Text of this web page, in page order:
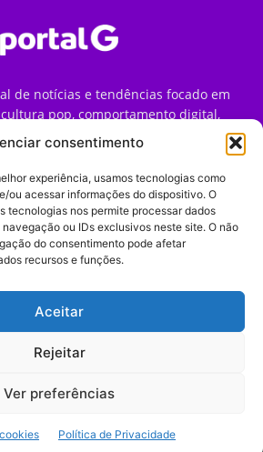
consentimento
experiência, usamos tecnologias como
ou acessar informações do dispositivo. O
tecnologias nos permite processar dados
ou IDs exclusivos neste site. O não
do consentimento pode afetar
recursos e funções.
Aceitar
Rejeitar
Ver preferências
Política de Privacidade
de notícias e tendências focado em
pop, comportamento digital,
iniciativas de marca que impactam a
vive e consome internet no Brasil.
contato@portalg.com.br
Sobre
Termos de Uso
Contato
marketing e comportamento digital.